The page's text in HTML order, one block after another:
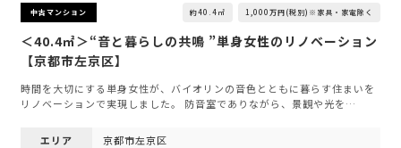
中古マンション 約40.4㎡ 1,000万円(税別)※家具・家電除く
＜40.4㎡＞“音と暮らしの共鳴 ”単身女性のリノベーション
【京都市左京区】
時間を大切にする単身女性が、バイオリンの音色とともに暮らす住まいを
リノベーションで実現しました。 防音室でありながら、景観や光を…
エリア
京都市左京区